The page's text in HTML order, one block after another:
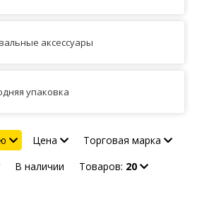
аксессуары
упаковка
Цена
Торговая марка
В наличии Товаров: 20